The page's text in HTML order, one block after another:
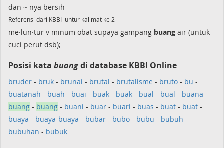
dan ~ nya bersih
Referensi dari KBBI luntur kalimat ke 2
me·lun·tur v minum obat supaya gampang buang air (untuk
cuci perut dsb);
Posisi kata buangdi database KBBI Online
bruder - bruk - brunai - brutal - brutalisme - bruto - bu -
buatanah - buah - buai - buak - buak - bual - bual - buana -
buang - buang - buani - buar - buari - buas - buat - buat -
buaya - buaya-buaya - bubar - bubo - bubu - bubuh -
bubuhan - bubuk